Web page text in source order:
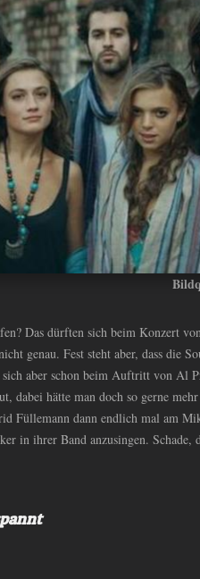
Das dürften sich beim Konzert
genau. Fest steht aber, dass die
aber schon beim Auftritt von Al
dabei hätte man doch so gerne
Füllemann dann endlich mal am
in ihrer Band anzusingen.
ANDIYAH -